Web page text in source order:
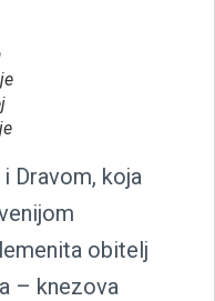
Dravom, koja
obitelj
– knezova